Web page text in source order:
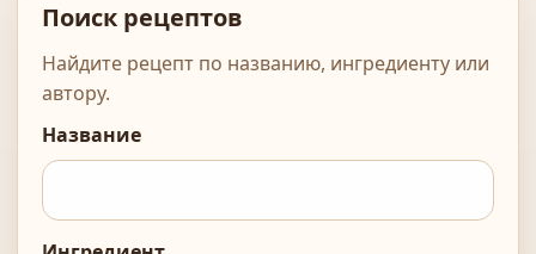
Поиск рецептов
Найдите рецепт по названию, ингредиенту или
автору.
Название